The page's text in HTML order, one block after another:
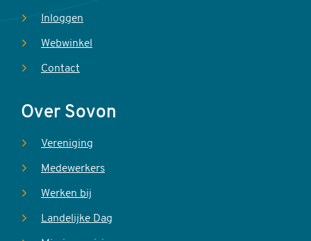
Inloggen
Webwinkel
Contact
Over Sovon
Vereniging
Medewerkers
Werken bij
Landelijke Dag